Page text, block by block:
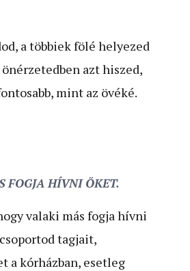
a többiek fölé helyezed
önér­zetedben azt hiszed,
mint az övéké.
FOGJA HÍVNI ŐKET.
valaki más fogja hívni
tagjait,
a kórházban, esetleg